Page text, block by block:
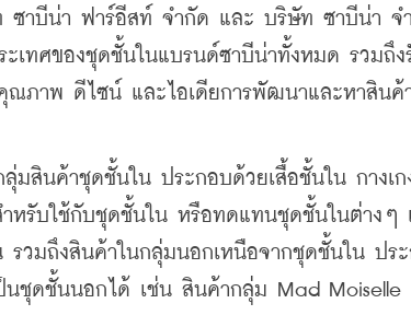
ท ซาบีน่า ฟาร์อีสท์ จำกัด และ บริษัท ซาบีน่า จ
เทศของชุดชั้นในแบรนด์ซาบีน่าทั้งหมด รวมถึ
ภาพ ดีไซน์ และไอเดียการพัฒนาและหาสินค้
ค้าชุดชั้นใน ประกอบด้วยเสื้อชั้นใน กางเก
หรับใช้กับชุดชั้นใน หรือทดแทนชุดชั้นในต่างๆ
วมถึงสินค้าในกลุ่มนอกเหนือจากชุดชั้นใน ปร
นชุดชั้นนอกได้ เช่น สินค้ากลุ่ม Mad Moiselle